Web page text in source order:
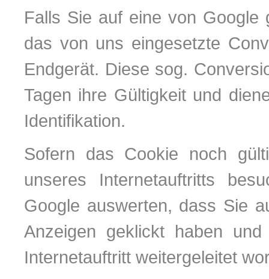
Falls Sie auf eine von Google
das von uns eingesetzte
Endgerät. Diese sog.
Tagen ihre Gültigkeit und
Identifikation.
Sofern das Cookie noch
unseres Internetauftritts
Google auswerten, dass Sie
Anzeigen geklickt haben
Internetauftritt weitergeleitet